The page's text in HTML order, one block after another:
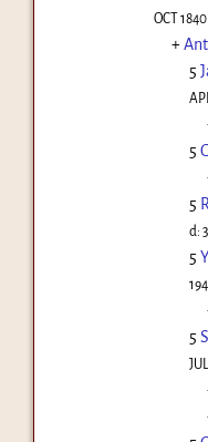
OCT 1840
+
5
5
5
d:
5
5